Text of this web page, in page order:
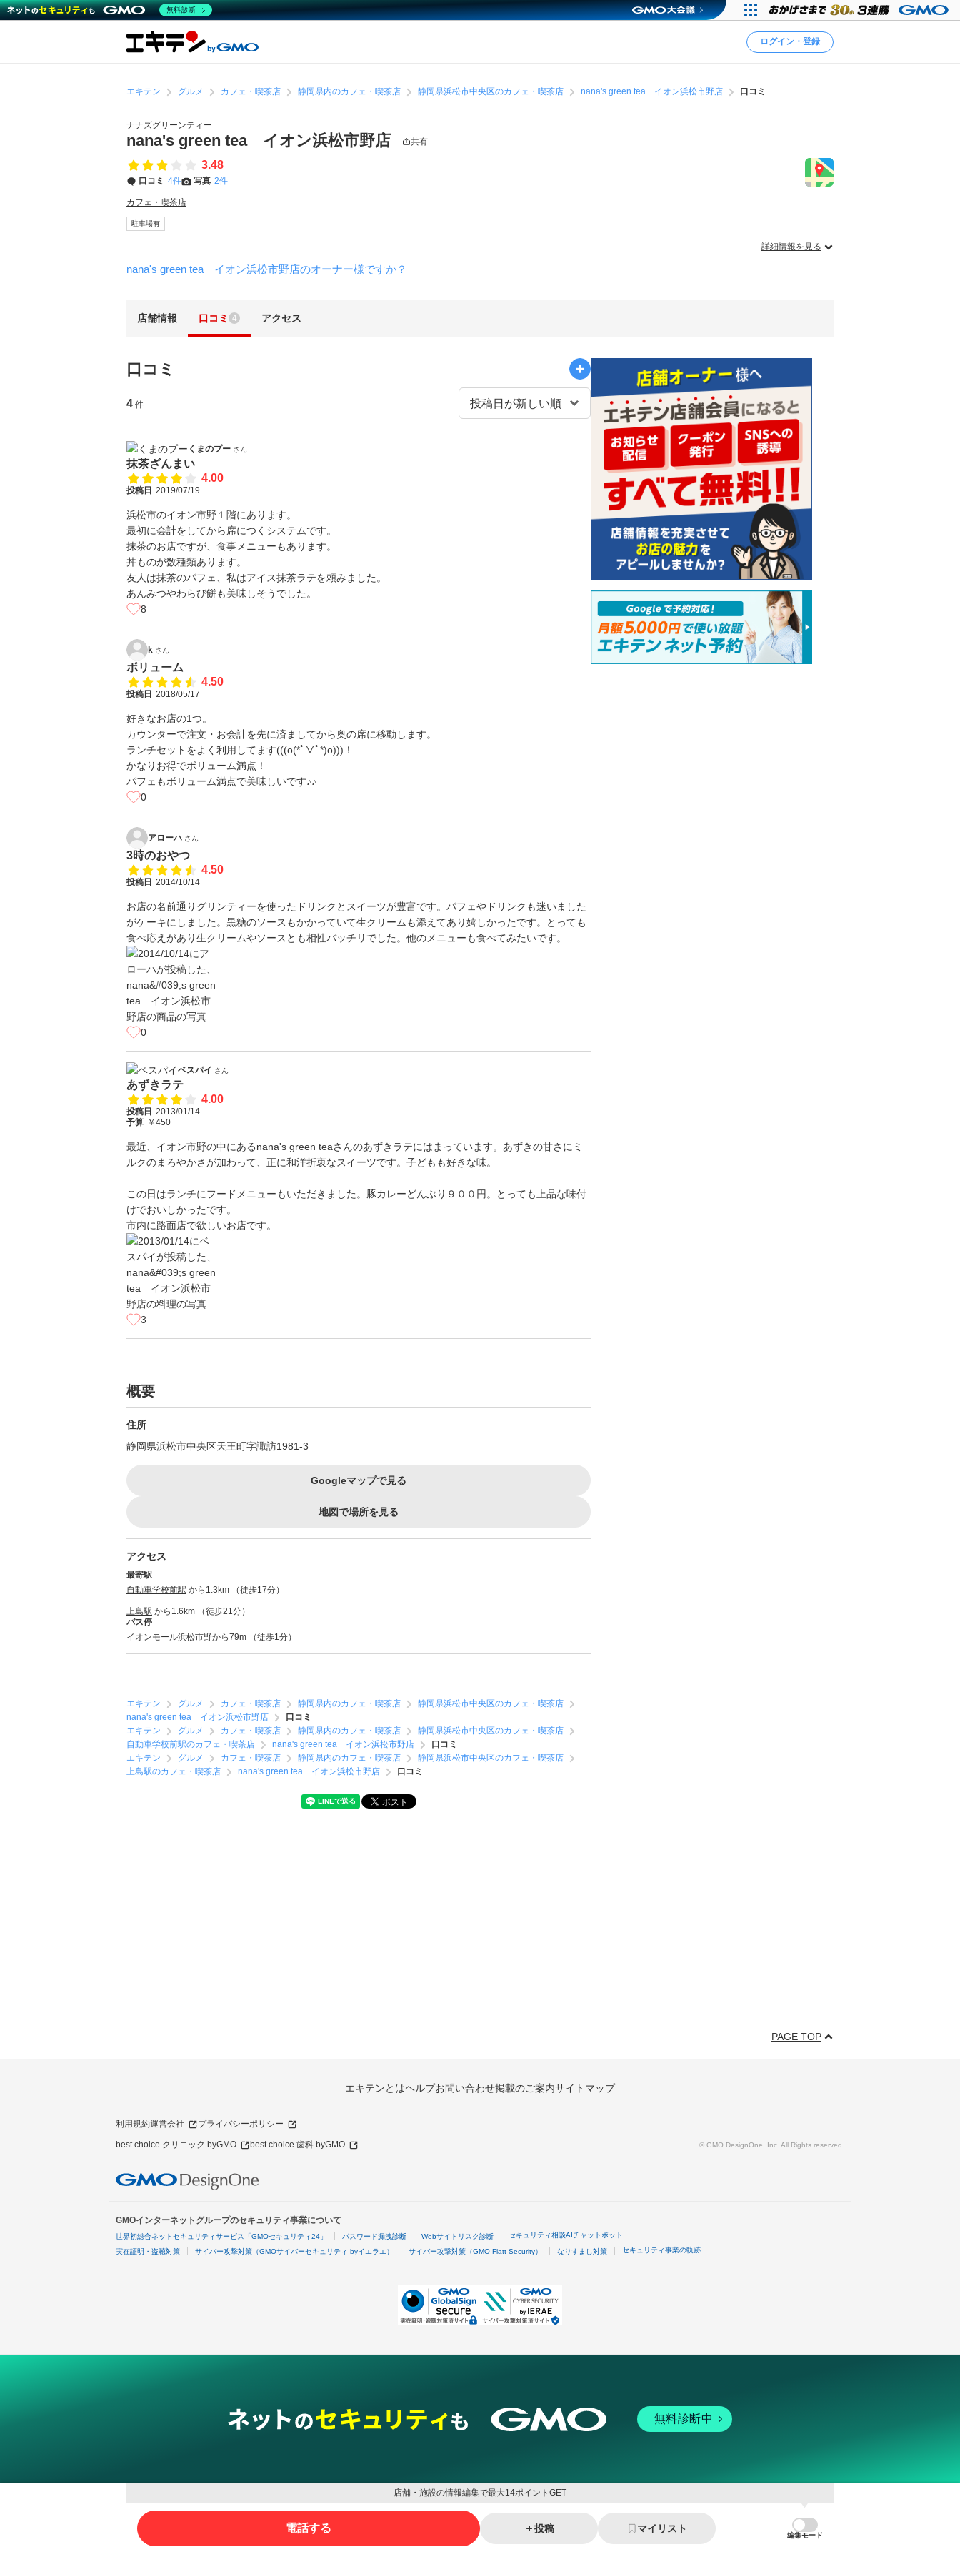
ログイン・登録
エキテン グルメ カフェ・喫茶店 静岡県内のカフェ・喫茶店 静岡県浜松市中央区のカフェ・喫茶店 nana's green tea イオン浜松市野店 口コミ
ナナズグリーンティー
nana's green tea イオン浜松市野店 共有
3.48
口コミ 4件 写真 2件
カフェ・喫茶店
駐車場有
詳細情報を見る
nana's green tea イオン浜松市野店のオーナー様ですか？
店舗情報 口コミ 4 アクセス
口コミ
4 件
くまのプー さん
抹茶ざんまい
4.00
投稿日 2019/07/19
浜松市のイオン市野１階にあります。
最初に会計をしてから席につくシステムです。
抹茶のお店ですが、食事メニューもあります。
丼ものが数種類あります。
友人は抹茶のパフェ、私はアイス抹茶ラテを頼みました。
あんみつやわらび餅も美味しそうでした。
8
k さん
ボリューム
4.50
投稿日 2018/05/17
好きなお店の1つ。
カウンターで注文・お会計を先に済ましてから奥の席に移動します。
ランチセットをよく利用してます(((o(*ﾟ▽ﾟ*)o)))！
かなりお得でボリューム満点！
パフェもボリューム満点で美味しいです♪♪
0
アローハ さん
3時のおやつ
4.50
投稿日 2014/10/14
お店の名前通りグリンティーを使ったドリンクとスイーツが豊富です。パフェやドリンクも迷いました
がケーキにしました。黒糖のソースもかかっていて生クリームも添えてあり嬉しかったです。とっても
食べ応えがあり生クリームやソースとも相性バッチリでした。他のメニューも食べてみたいです。
0
ベスパイ さん
あずきラテ
4.00
投稿日 2013/01/14
予算 ￥450
最近、イオン市野の中にあるnana's green teaさんのあずきラテにはまっています。あずきの甘さにミ
ルクのまろやかさが加わって、正に和洋折衷なスイーツです。子どもも好きな味。
この日はランチにフードメニューもいただきました。豚カレーどんぶり９００円。とっても上品な味付
けでおいしかったです。
市内に路面店で欲しいお店です。
3
概要
住所
静岡県浜松市中央区天王町字諏訪1981-3
Googleマップで見る
地図で場所を見る
アクセス
最寄駅
自動車学校前駅 から1.3km （徒歩17分）
上島駅 から1.6km （徒歩21分）
バス停
イオンモール浜松市野から79m （徒歩1分）
エキテン グルメ カフェ・喫茶店 静岡県内のカフェ・喫茶店
静岡県浜松市中央区のカフェ・喫茶店
nana's green tea イオン浜松市野店
口コミ
エキテン
グルメ カフェ・喫茶店 静岡県内のカフェ・喫茶店
静岡県浜松市中央区のカフェ・喫茶店
自動車学校前駅のカフェ・喫茶店
nana's green tea イオン浜松市野店
口コミ
エキテン
グルメ カフェ・喫茶店 静岡県内のカフェ・喫茶店
静岡県浜松市中央区のカフェ・喫茶店
上島駅のカフェ・喫茶店
nana's green tea イオン浜松市野店 口コミ
PAGE TOP
エキテンとはヘルプお問い合わせ掲載のご案内サイトマップ
利用規約運営会社 プライバシーポリシー
best choice クリニック byGMO best choice 歯科 byGMO © GMO DesignOne, Inc. All Rights reserved.
GMOインターネットグループのセキュリティ事業について
世界初総合ネットセキュリティサービス「GMOセキュリティ24」 パスワード漏洩診断 Webサイトリスク診断 セキュリティ相談AIチャットボット
実在証明・盗聴対策 サイバー攻撃対策（GMOサイバーセキュリティ byイエラエ） サイバー攻撃対策（GMO Flatt Security） なりすまし対策 セキュリティ事業の軌跡
無料診断中
グループサービス
インターネットサービス マーケティング支援
店舗・施設の情報編集で最大14ポイントGET
電話する 投稿 マイリスト
編集モード
無料診断